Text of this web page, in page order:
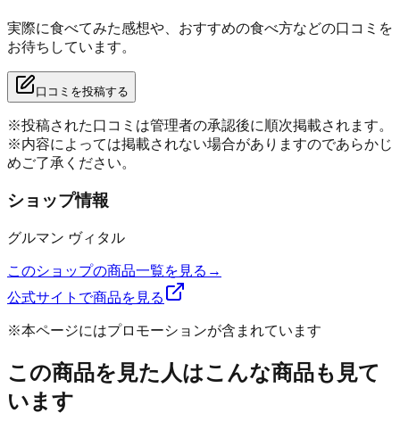
実際に食べてみた感想や、おすすめの食べ方などの口コミを
お待ちしています。
口コミを投稿する
※投稿された口コミは管理者の承認後に順次掲載されます。
※内容によっては掲載されない場合がありますのであらかじ
めご了承ください。
ショップ情報
グルマン ヴィタル
このショップの商品一覧を見る →
公式サイトで商品を見る
※本ページにはプロモーションが含まれています
この商品を見た人はこんな商品も見て
います